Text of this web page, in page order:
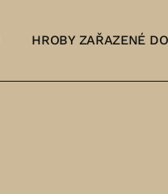
HROBY ZAŘAZENÉ